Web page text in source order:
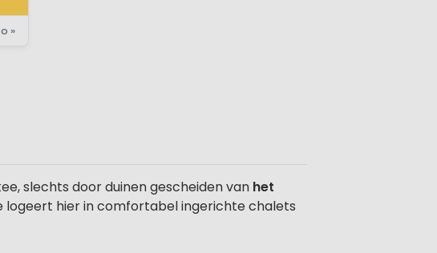
»
slechts door duinen gescheiden van het
logeert hier in comfortabel ingerichte chalets